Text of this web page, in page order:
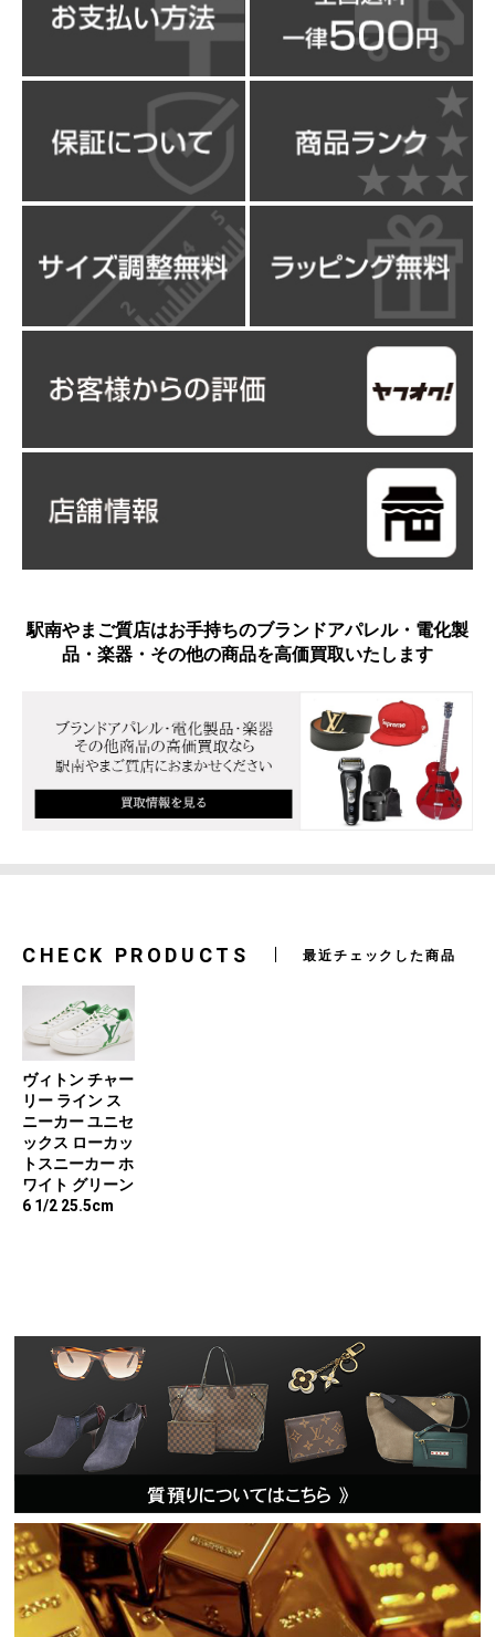
駅南やまご質店はお手持ちのブランドアパレル・電化製
品・楽器・その他の商品を高価買取いたします
CHECK PRODUCTS 最近チェックした商品
ヴィトン チャー
リー ライン ス
ニーカー ユニセ
ックス ローカッ
トスニーカー ホ
ワイト グリーン
6 1/2 25.5cm